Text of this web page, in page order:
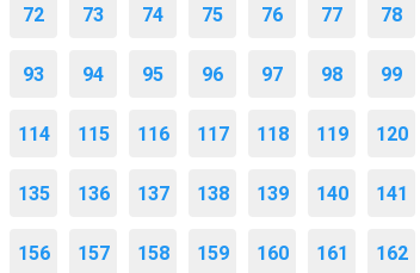
72 73 74 75 76 77 78
93 94 95 96 97 98 99
114 115 116 117 118 119 120
135 136 137 138 139 140 141
156 157 158 159 160 161 162